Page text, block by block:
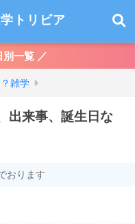
トリビア
別一覧 ／
雑学
出来事、誕生日な
おります